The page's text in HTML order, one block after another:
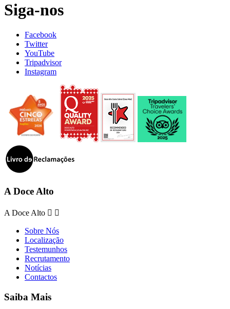
Siga-nos
Facebook
Twitter
YouTube
Tripadvisor
Instagram
A Doce Alto
A Doce Alto  
Sobre Nós
Localização
Testemunhos
Recrutamento
Notícias
Contactos
Saiba Mais